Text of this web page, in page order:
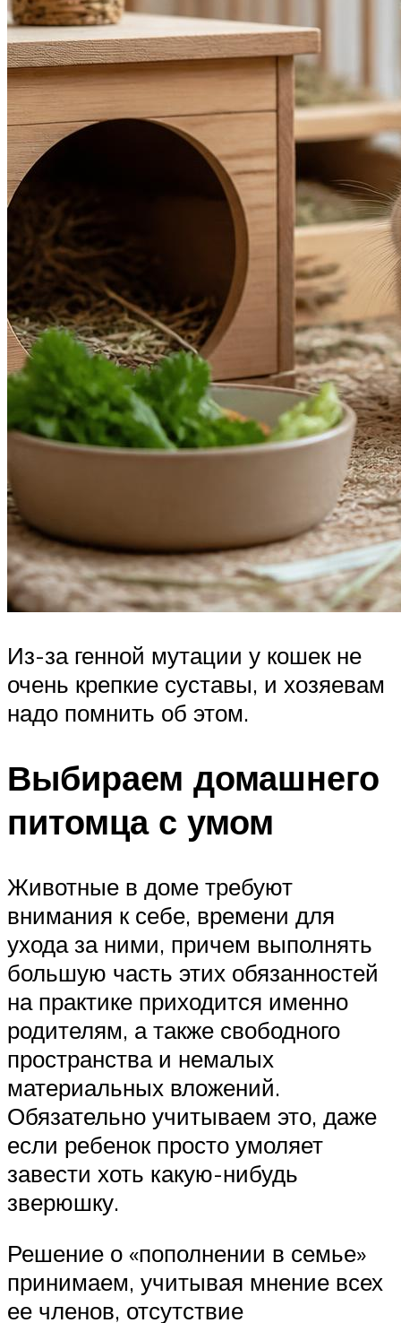
Из-за генной мутации у кошек не
очень крепкие суставы, и хозяевам
надо помнить об этом.
Выбираем домашнего
питомца с умом
Животные в доме требуют
внимания к себе, времени для
ухода за ними, причем выполнять
большую часть этих обязанностей
на практике приходится именно
родителям, а также свободного
пространства и немалых
материальных вложений.
Обязательно учитываем это, даже
если ребенок просто умоляет
завести хоть какую-нибудь
зверюшку.
Решение о «пополнении в семье»
принимаем, учитывая мнение всех
ее членов, отсутствие